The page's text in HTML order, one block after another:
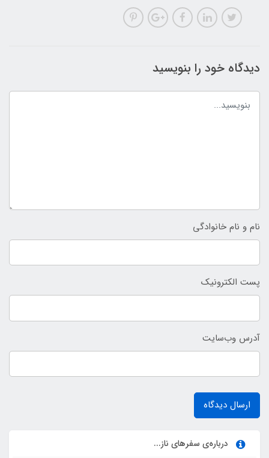
دیدگاه خود را بنویسید
نام و نام خانوادگی
پست الکترونیک
آدرس وب‌سایت
ارسال دیدگاه
درباره‌ی سفرهای ناز...